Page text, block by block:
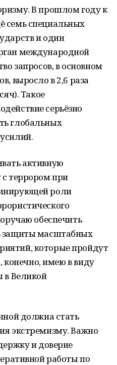
В прошлом году к
семь специальных
и один
международной
запросов, в основном
выросло в 2,6 раза
Такое
серьёзно
глобальных
активную
с террором при
роли
обеспечить
защиты масштабных
которые пройдут
конечно, имею в виду
в Великой
должна стать
экстремизму. Важно
и доверие
работы по